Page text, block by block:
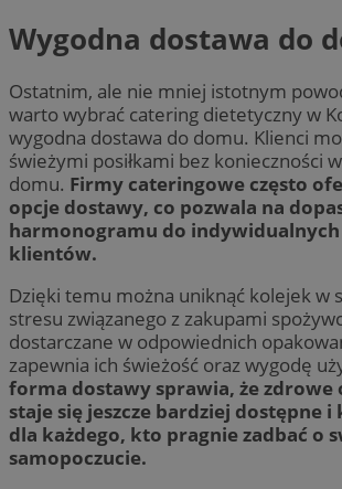
Wygodna dostawa do
Ostatnim, ale nie mniej istotnym
warto wybrać catering dietetyczny w
wygodna dostawa do domu. Klienci
świeżymi posiłkami bez konieczności
domu. Firmy cateringowe często
opcje dostawy, co pozwala na
harmonogramu do
klientów.
Dzięki temu można uniknąć kolejek w
stresu związanego z zakupami
dostarczane w odpowiednich
zapewnia ich świeżość oraz wygodę
forma dostawy sprawia, że zdrowe
staje się jeszcze bardziej dostępne
dla każdego, kto pragnie zadbać o
samopoczucie.